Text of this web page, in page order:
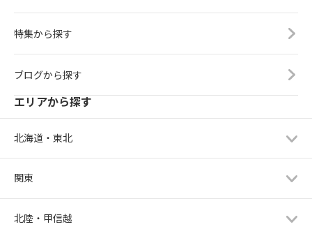
特集から探す
ブログから探す
エリアから探す
北海道・東北
関東
北陸・甲信越